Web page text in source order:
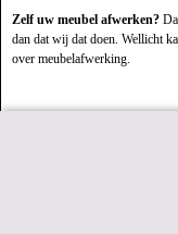
Zelf uw meubel afwerken?
dan dat wij dat doen. Wellicht
over meubelafwerking.